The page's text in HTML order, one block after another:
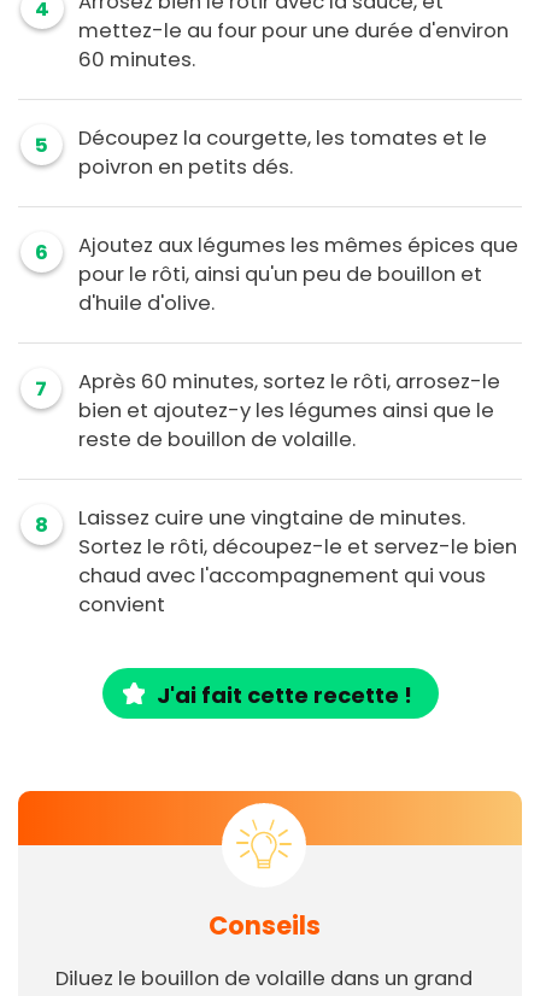
4
mettez-le au four pour une durée d'environ
60 minutes.
5
Découpez la courgette, les tomates et le
poivron en petits dés.
6
Ajoutez aux légumes les mêmes épices que
pour le rôti, ainsi qu'un peu de bouillon et
d'huile d'olive.
7
Après 60 minutes, sortez le rôti, arrosez-le
bien et ajoutez-y les légumes ainsi que le
reste de bouillon de volaille.
8
Laissez cuire une vingtaine de minutes.
Sortez le rôti, découpez-le et servez-le bien
chaud avec l'accompagnement qui vous
convient
J'ai fait cette recette !
Conseils
Diluez le bouillon de volaille dans un grand